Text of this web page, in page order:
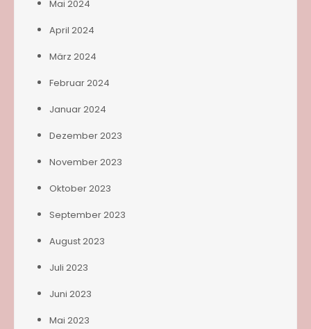
Mai 2024
April 2024
März 2024
Februar 2024
Januar 2024
Dezember 2023
November 2023
Oktober 2023
September 2023
August 2023
Juli 2023
Juni 2023
Mai 2023